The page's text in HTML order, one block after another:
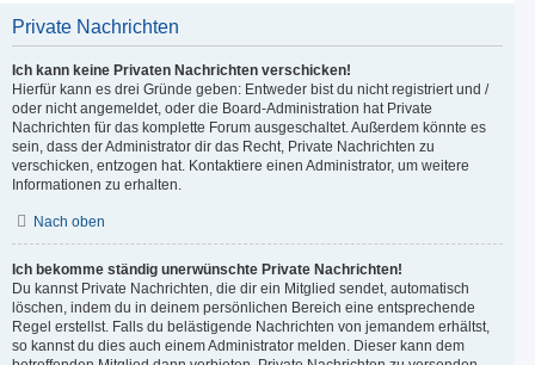
Private Nachrichten
Ich kann keine Privaten Nachrichten verschicken!
Hierfür kann es drei Gründe geben: Entweder bist du nicht registriert und /
oder nicht angemeldet, oder die Board-Administration hat Private
Nachrichten für das komplette Forum ausgeschaltet. Außerdem könnte es
sein, dass der Administrator dir das Recht, Private Nachrichten zu
verschicken, entzogen hat. Kontaktiere einen Administrator, um weitere
Informationen zu erhalten.
Nach oben
Ich bekomme ständig unerwünschte Private Nachrichten!
Du kannst Private Nachrichten, die dir ein Mitglied sendet, automatisch
löschen, indem du in deinem persönlichen Bereich eine entsprechende
Regel erstellst. Falls du belästigende Nachrichten von jemandem erhältst,
so kannst du dies auch einem Administrator melden. Dieser kann dem